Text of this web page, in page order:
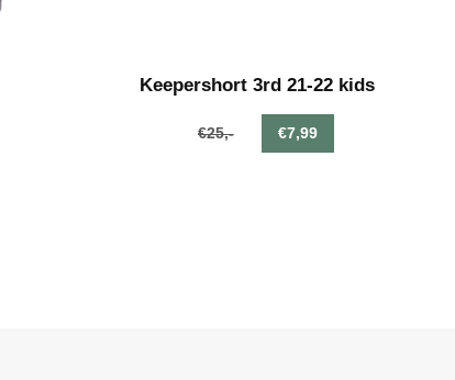
Keepershort 3rd 21-22 kids
€25,- €7,99